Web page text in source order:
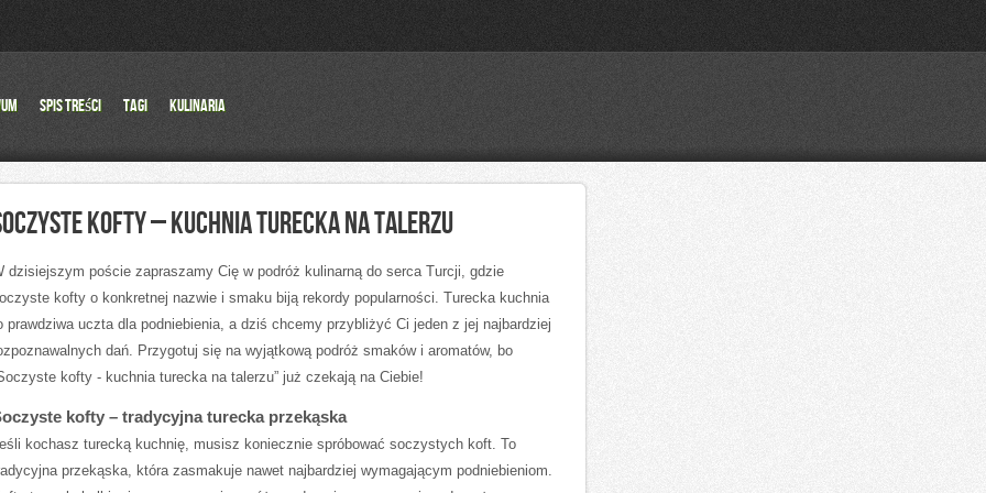
Spis Treści Tagi Kulinaria
KOFTY – KUCHNIA TURECKA NA TALERZU
dzisiejszym poście ⁢zapraszamy Cię w podróż kulinarną ⁢do ‌serca Turcji, gdzie
kofty o konkretnej⁤ nazwie i smaku‍ biją ‍rekordy ‌popularności. Turecka kuchnia
prawdziwa uczta‌ dla podniebienia, a dziś chcemy przybliżyć Ci jeden z jej najbardziej
dań. Przygotuj ⁣się na ⁢wyjątkową podróż smaków i aromatów, bo
kofty‍ -‌ kuchnia turecka na ⁢talerzu” już czekają na Ciebie!
kofty – tradycyjna turecka przekąska
kochasz turecką kuchnię, musisz⁤ koniecznie spróbować soczystych koft. ⁤To
przekąska, która zasmakuje ‌nawet najbardziej​ wymagającym podniebieniom.